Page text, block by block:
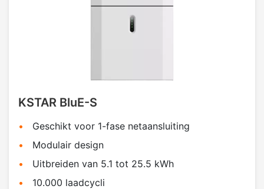
KSTAR BluE-S
Geschikt voor 1-fase netaansluiting
Modulair design
Uitbreiden van 5.1 tot 25.5 kWh
10.000 laadcycli